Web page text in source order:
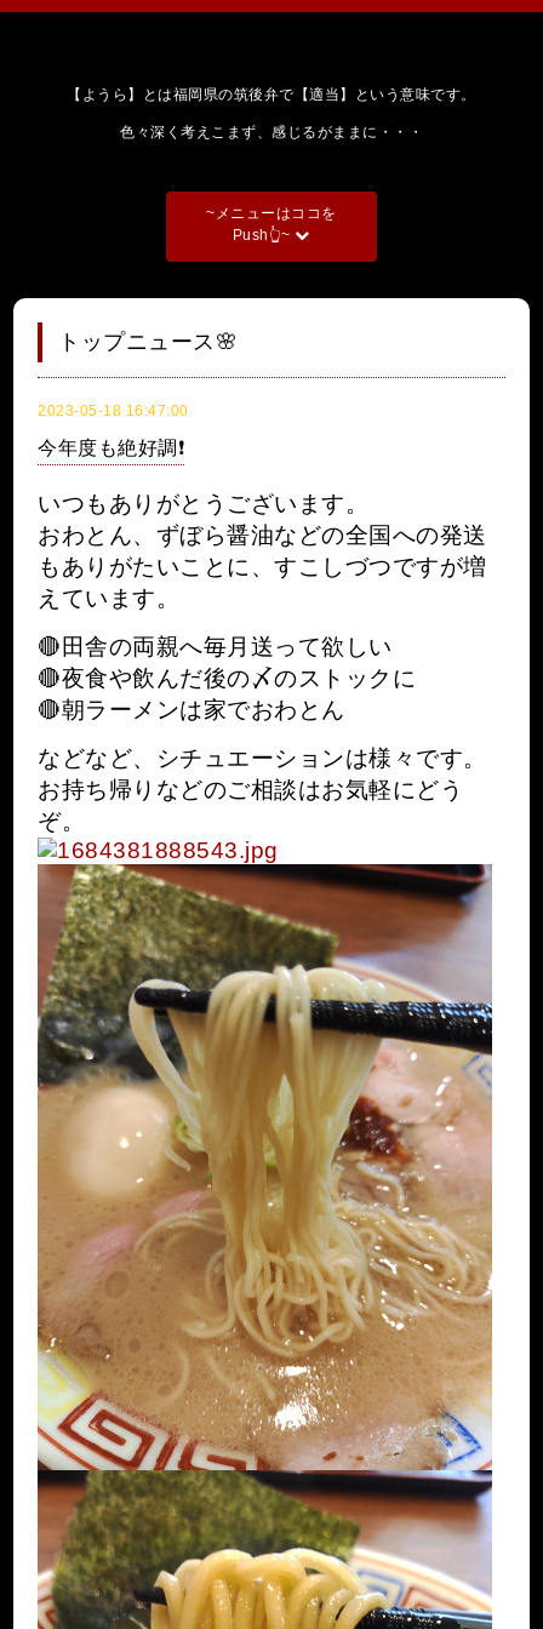
【ようら】とは福岡県の筑後弁で【適当】という意味です。
色々深く考えこまず、感じるがままに・・・
~メニューはココを
Push👆~
トップニュース🌸
2023-05-18 16:47:00
今年度も絶好調❗
いつもありがとうございます。
おわとん、ずぼら醤油などの全国への発送
もありがたいことに、すこしづつですが増
えています。
🔴田舎の両親へ毎月送って欲しい
🔴夜食や飲んだ後の〆のストックに
🔴朝ラーメンは家でおわとん
などなど、シチュエーションは様々です。
お持ち帰りなどのご相談はお気軽にどう
ぞ。